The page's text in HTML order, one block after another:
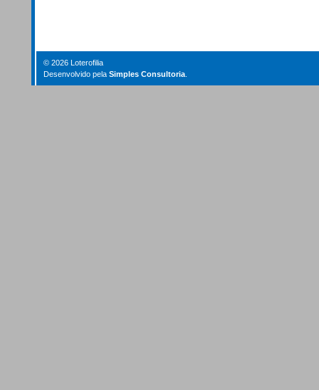
© 2026 Loterofilia
Desenvolvido pela Simples Consultoria